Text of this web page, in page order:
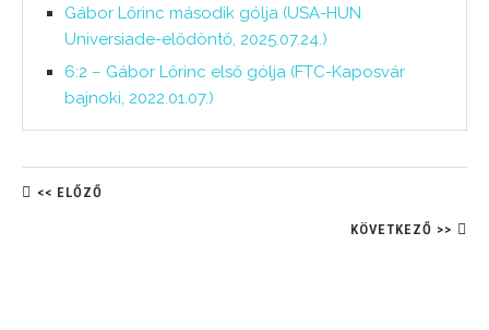
Gábor Lőrinc második gólja (USA-HUN
Universiade-elődöntő, 2025.07.24.)
6:2 – Gábor Lőrinc első gólja (FTC-Kaposvár
bajnoki, 2022.01.07.)
<< ELŐZŐ
KÖVETKEZŐ >>